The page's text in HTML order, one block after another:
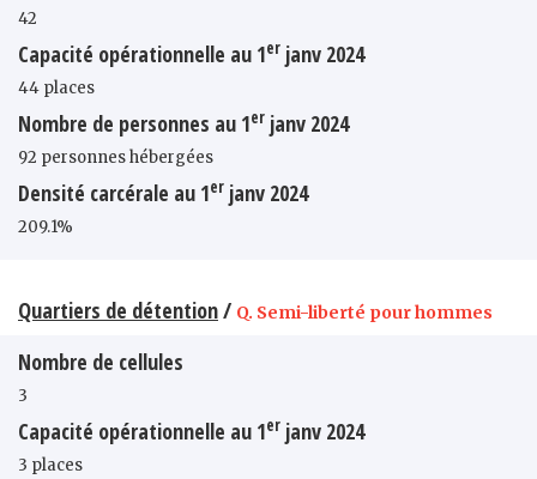
42
Capacité opérationnelle au 1er janv 2024
44 places
Nombre de personnes au 1er janv 2024
92 personnes hébergées
Densité carcérale au 1er janv 2024
209.1%
Quartiers de détention/ Q. Semi-liberté pour hommes
Nombre de cellules
3
Capacité opérationnelle au 1er janv 2024
3 places